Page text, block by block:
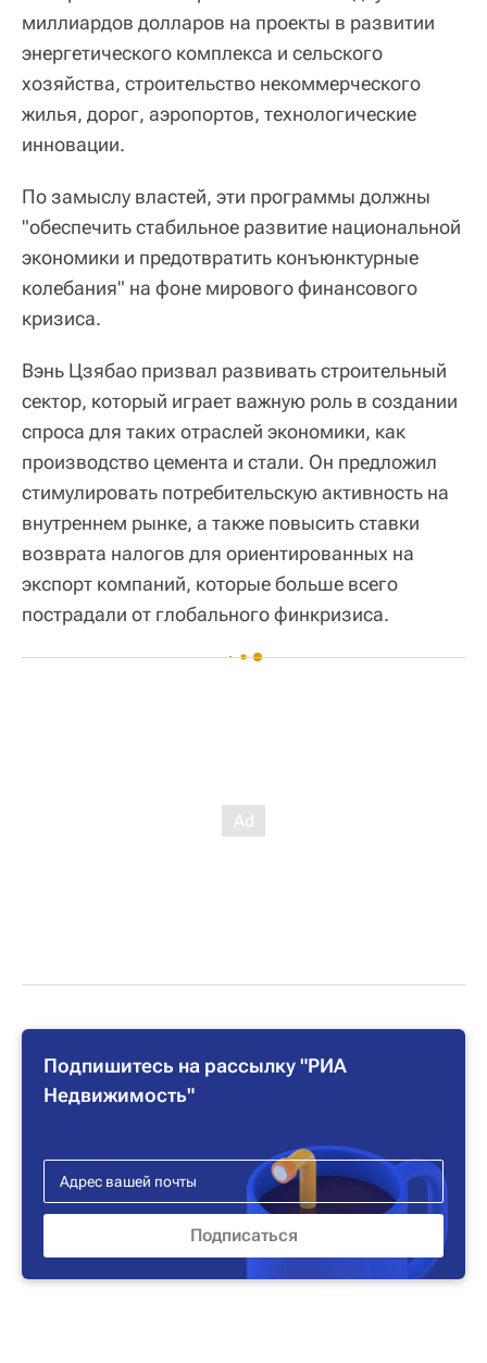
миллиардов долларов на проекты в развитии
энергетического комплекса и сельского
хозяйства, строительство некоммерческого
жилья, дорог, аэропортов, технологические
инновации.
По замыслу властей, эти программы должны
"обеспечить стабильное развитие национальной
экономики и предотвратить конъюнктурные
колебания" на фоне мирового финансового
кризиса.
Вэнь Цзябао призвал развивать строительный
сектор, который играет важную роль в создании
спроса для таких отраслей экономики, как
производство цемента и стали. Он предложил
стимулировать потребительскую активность на
внутреннем рынке, а также повысить ставки
возврата налогов для ориентированных на
экспорт компаний, которые больше всего
пострадали от глобального финкризиса.
Подпишитесь на рассылку "РИА
Недвижимость"